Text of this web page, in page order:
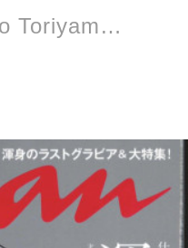
鳥山真翔 Manato Toriyama Official HP＜総合＞